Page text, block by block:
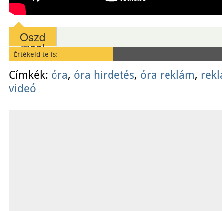
Oszd
meg!
Save
Értékeld te is:
Címkék: óra, óra hirdetés, óra reklám,
videó